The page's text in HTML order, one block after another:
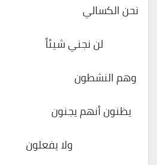
نحن الكسالي
لن نجني شيئاً
وهم النشطون
يظنون أنهم يجنون
ولا يفعلون